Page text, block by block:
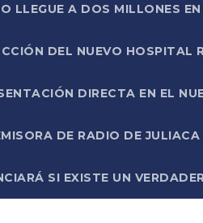
LLEGUE A DOS MILLONES
DEL NUEVO HOSPITAL
DIRECTA EN EL
DE RADIO DE JULIACA
SI EXISTE UN